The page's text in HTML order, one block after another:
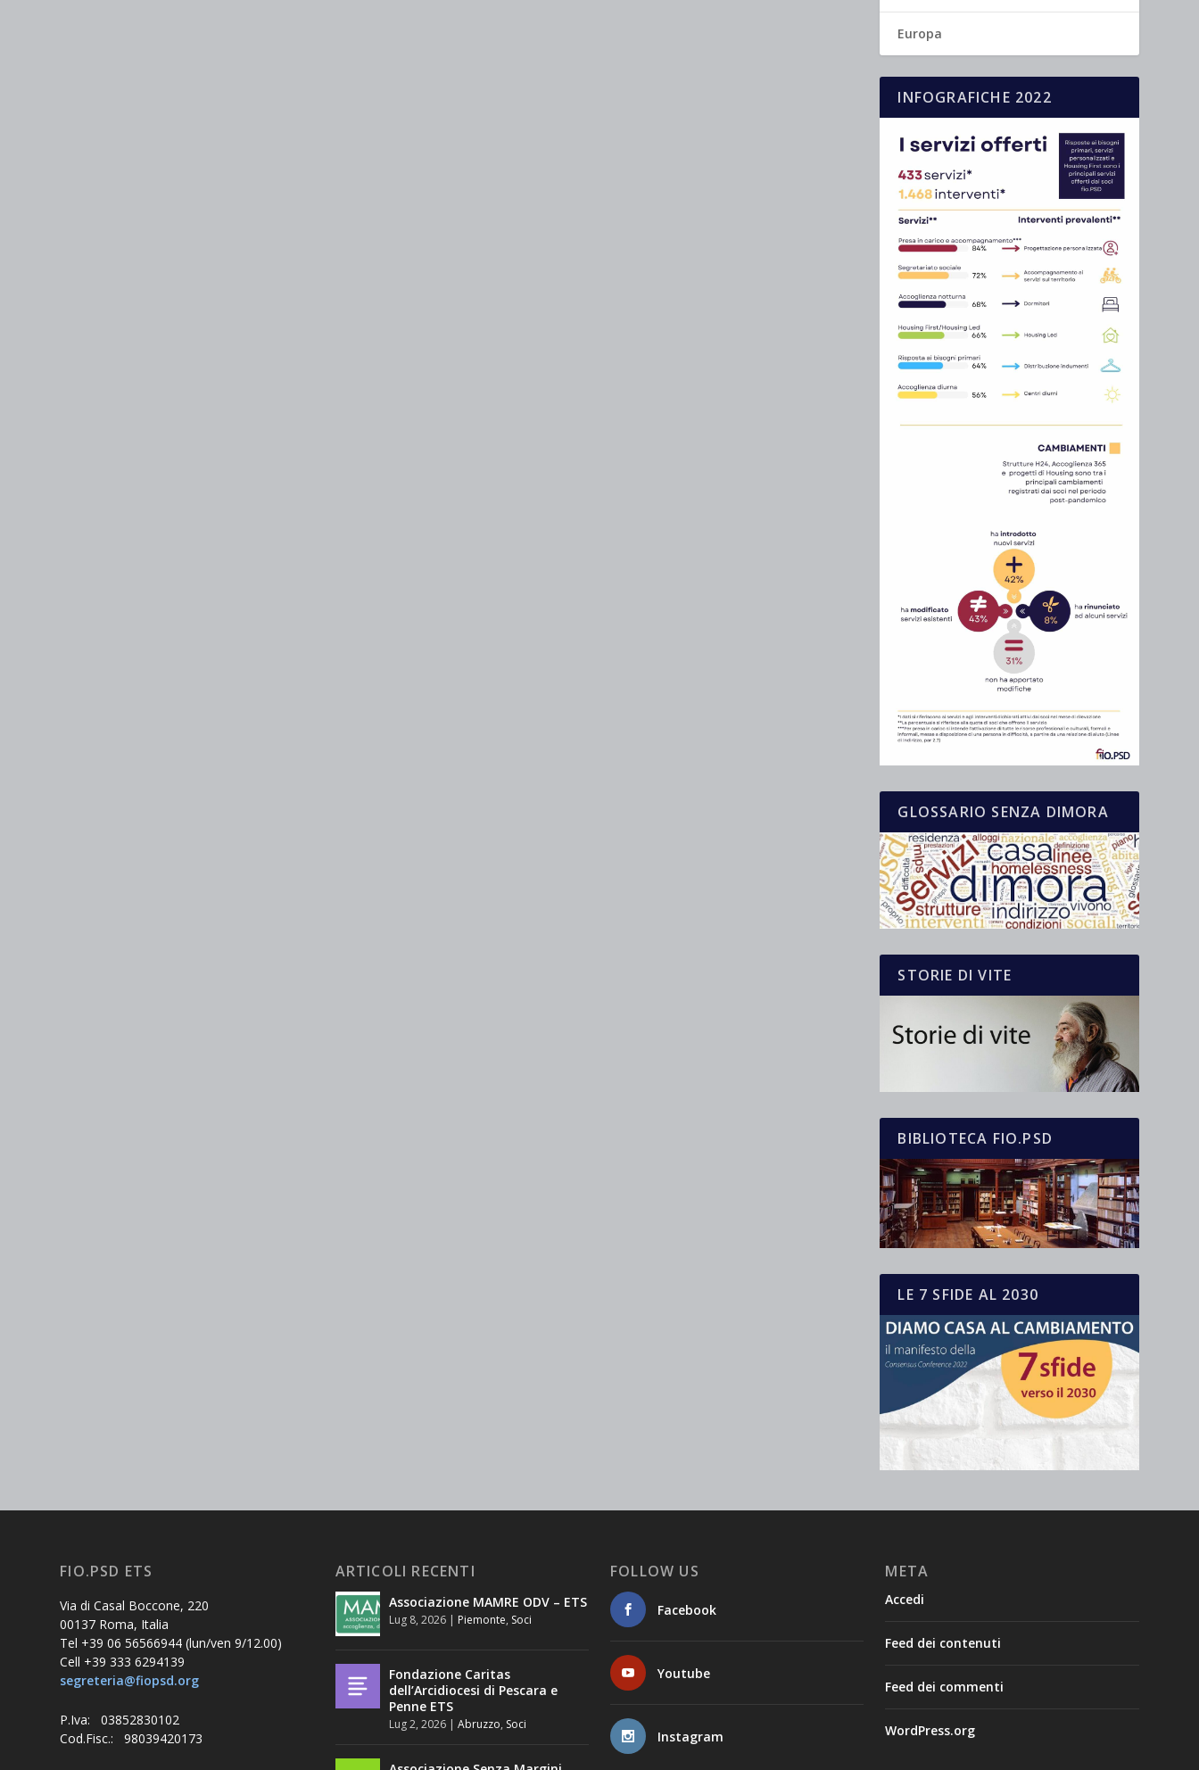
Europa
INFOGRAFICHE 2022
GLOSSARIO SENZA DIMORA
STORIE DI VITE
BIBLIOTECA FIO.PSD
LE 7 SFIDE AL 2030
FIO.PSD ETS
Via di Casal Boccone, 220
00137 Roma, Italia
Tel +39 06 56566944 (lun/ven 9/12.00)
Cell +39 333 6294139
segreteria@fiopsd.org
P.Iva: 03852830102
Cod.Fisc.: 98039420173
ARTICOLI RECENTI
Associazione MAMRE ODV – ETS
Lug 8, 2026| Piemonte, Soci
Fondazione Caritas
dell’Arcidiocesi di Pescara e
Penne ETS
Lug 2, 2026| Abruzzo, Soci
FOLLOW US
Facebook
Youtube
Instagram
META
Accedi
Feed dei contenuti
Feed dei commenti
WordPress.org